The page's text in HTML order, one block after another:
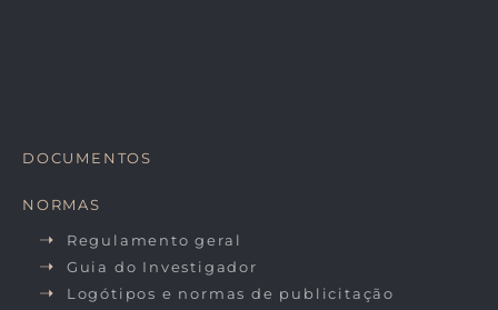
DOCUMENTOS
NORMAS
Regulamento geral
Guia do Investigador
Logótipos e normas de publicitação